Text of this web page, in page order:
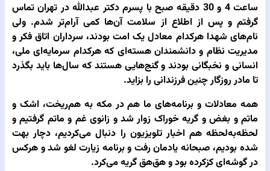
ساعت 4 و 30 دقیقه
صبح با پسرم دکتر عبدالله در تهران تماس
گرفتم و پس از اطلاع از سلامت آن‌ها کمی آرام‌تر شدم‌. ولی
نام‌های شهدا هرکدام معادل یک امت بودند، سرداران اتاق فکر و
مدیریت نظام و دانشمندان هسته‌ای که هرکدام سرمایه‌ای ملی،
انسانی و نخبگانی بودند و گنج‌هایی هستند که سال‌ها باید بگذرد
تا مادر روزگار چنین فرزندانی را بزاید.
همه معادلات و برنامه‌های ما هم در مکه به هم‌ریخت، اشک و
ماتم و بغض و گریه خوراک زوار شد و زانوی غم و ماتم گرفتیم و
لحظه‌به‌لحظه هم اخبار تلویزیون را دنبال می‌کردیم، دچار بهت
شده بودیم، صبحانه یادمان رفت و برنامه زیارت لغو شد و هرکس
در گوشه‌ای کزکرده بود و هق‌هق گریه می‌کرد.